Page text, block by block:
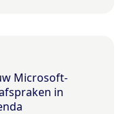
Microsoft-
in